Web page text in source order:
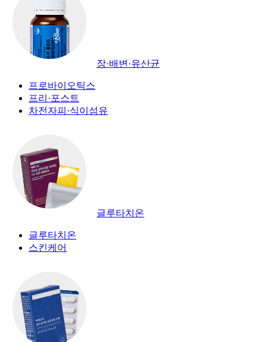
장·배변·유산균
프로바이오틱스
프리·포스트
차전자피·식이섬유
글루타치온
글루타치온
스킨케어